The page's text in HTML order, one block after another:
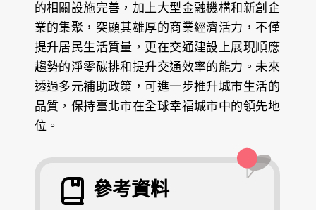
的相關設施完善，加上大型金融機構和新創企
業的集聚，突顯其雄厚的商業經濟活力，不僅
提升居民生活質量，更在交通建設上展現順應
趨勢的淨零碳排和提升交通效率的能力。未來
透過多元補助政策，可進一步推升城市生活的
品質，保持臺北市在全球幸福城市中的領先地
位。
參考資料